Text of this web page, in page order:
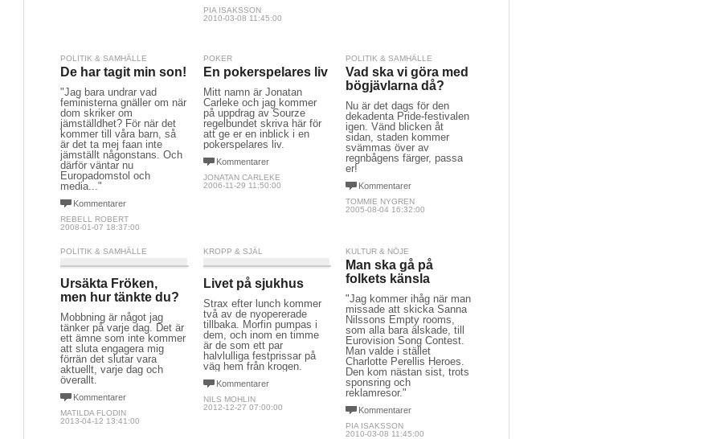
PIA ISAKSSON
2010-03-08 11:45:00
POLITIK & SAMHÄLLE
De har tagit min son!
"Jag bara undrar vad
feministerna gnäller om när
dom skriker om
jämställdhet? För när det
kommer till våra barn, så
är det ta mej faan inte
jämställt någonstans. Och
därför väntar nu
Europadomstol och
media..."
Kommentarer
REBELL ROBERT
2008-01-07 18:37:00
POKER
En pokerspelares liv
Mitt namn är Jonatan
Carleke och jag kommer
på uppdrag av Sourze
regelbundet skriva här för
att ge er en inblick i en
pokerspelares liv.
Kommentarer
JONATAN CARLEKE
2006-11-29 11:50:00
POLITIK & SAMHÄLLE
Vad ska vi göra med
bögjävlarna då?
Nu är det dags för den
dekadenta Pride-festivalen
igen. Vänd blicken åt
sidan, staden kommer
svämmas över av
regnbågens färger, passa
er!
Kommentarer
TOMMIE NYGREN
2005-08-04 16:32:00
POLITIK & SAMHÄLLE
Ursäkta Fröken,
men hur tänkte du?
Mobbning är något jag
tänker på varje dag. Det är
ett ämne som inte kommer
att sluta engagera mig
förrän det slutar vara
aktuellt, varje dag och
överallt.
Kommentarer
MATILDA FLODIN
2013-04-12 13:41:00
KROPP & SJÄL
Livet på sjukhus
Strax efter lunch kommer
två av de nyopererade
tillbaka. Morfin pumpas i
dem, och inom en timme
är de som ett par
halvlulliga festprissar på
väg hem från krogen.
Kommentarer
NILS MOHLIN
2012-12-27 07:00:00
KULTUR & NÖJE
Man ska gå på
folkets känsla
"Jag kommer ihåg när man
missade att skicka Sanna
Nilssons Empty rooms,
som alla bara älskade, till
Eurovision Song Contest.
Man valde i stället
Charlotte Perellis Heroes.
Den kom nästan sist, trots
sponsring och
reklamresor."
Kommentarer
PIA ISAKSSON
2010-03-08 11:45:00